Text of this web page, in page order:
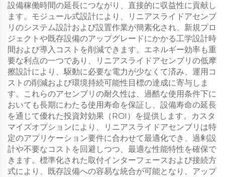
設備稼働時間の延長につながり、直接的に収益性に貢献し
ます。モジュール式設計により、リニアスライドアセンブ
リのシステム設計および設置作業が簡素化され、新規プロ
ジェクトや既存設備のアップグレードにかかる工学設計時
間および導入コストを削減できます。エネルギー効率も重
要な利点の一つであり、リニアスライドアセンブリの低摩
擦設計により、駆動に必要な電力が少なくて済み、運用コ
ストの削減および環境持続可能性目標の達成に寄与しま
す。これらのアセンブリの耐久性は、過酷な使用条件下に
おいても長期にわたる使用寿命を保証し、設備寿命の延長
を通じて優れた投資対効果（ROI）を提供します。カスタ
マイズオプションにより、リニアスライドアセンブリは特
定のアプリケーション要件に合わせて最適化でき、過剰設
計や不要なコストを回避しつつ、最適な性能特性を確保で
きます。標準化された取付インターフェースおよび接続方
式により、既存設備への容易な統合が可能となり、アップ